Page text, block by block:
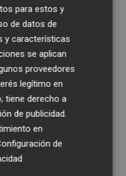
un partido en Mestalla
último Trofeu Taronja de
'sprint' del año y
para estos y
de datos de
y características
se aplican
proveedores
legítimo en
tiene derecho a
de publicidad.
en
de